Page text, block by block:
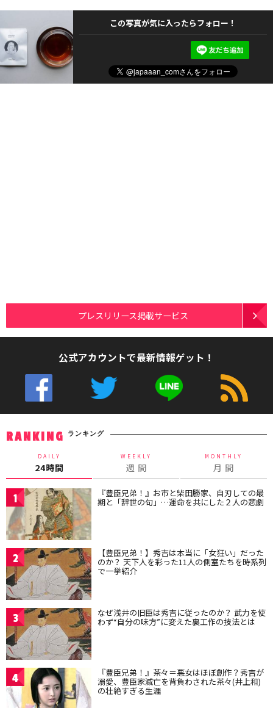
この写真が気に入ったらフォロー！
プレスリリース掲載サービス
公式アカウントで最新情報ゲット！
RANKING ランキング
DAILY
24時間
WEEKLY
週 間
MONTHLY
月 間
1 『豊臣兄弟！』お市と柴田勝家、自刃しての最
期と「辞世の句」…運命を共にした２人の悲劇
2 【豊臣兄弟！】秀吉は本当に「女狂い」だった
のか？ 天下人を彩った11人の側室たちを時系列
で一挙紹介
3 なぜ浅井の旧臣は秀吉に従ったのか？ 武力を使
わず“自分の味方”に変えた裏工作の技法とは
4 『豊臣兄弟！』茶々＝悪女はほぼ創作？秀吉が
溺愛、豊臣家滅亡を背負わされた茶々(井上和)
の壮絶すぎる生涯